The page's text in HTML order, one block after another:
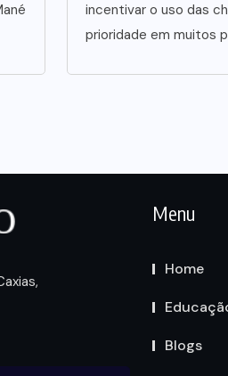
incentivar o uso das
prioridade em muitos
Menu
Home
Blogs